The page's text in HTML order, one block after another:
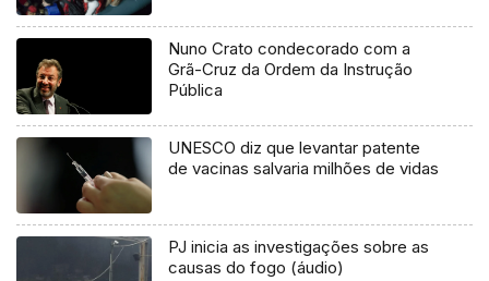
Nuno Crato condecorado com a
Grã-Cruz da Ordem da Instrução
Pública
UNESCO diz que levantar patente
de vacinas salvaria milhões de vidas
PJ inicia as investigações sobre as
causas do fogo (áudio)